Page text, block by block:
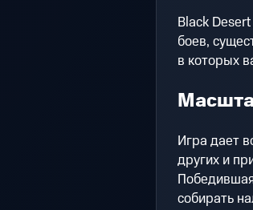
Black
боев,
в которых
Игра дает
других и
собирать